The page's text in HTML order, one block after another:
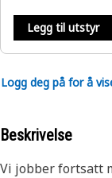
Legg til utstyr
Logg deg på for å
Beskrivelse
Vi jobber fortsatt